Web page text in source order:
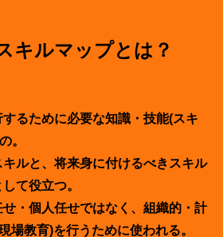
キルマップとは？
るために必要な知識・技能(スキ
。
ルと、将来身に付けるべきスキル
て役立つ。
・個人任せではなく、組織的・計
場教育)を行うために使われる。